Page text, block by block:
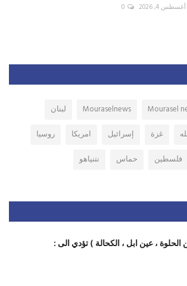
أغسطس 4, 2026 0
Mourasel
Mouraselnews
لبنان
غزة إسرائيل امريكا
روسيا
فلسطين حماس نتنياهو
الحلوة ، عين ابل ، الكحالة ) تؤدي الى :